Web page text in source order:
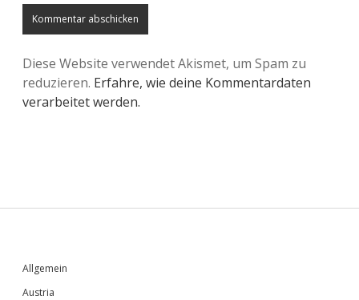
Diese Website verwendet Akismet, um Spam zu
reduzieren. Erfahre, wie deine Kommentardaten
verarbeitet werden.
Sidebar
Allgemein
Austria